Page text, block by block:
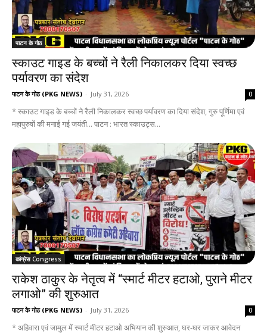
पाटन के गोठ
स्काउट गाइड के बच्चों ने रैली निकालकर दिया स्वच्छ
पर्यावरण का संदेश
पाटन के गोठ (PKG NEWS) - July 31, 2026 0
* स्काउट गाइड के बच्चों ने रैली निकालकर स्वच्छ पर्यावरण का दिया संदेश, गुरु पूर्णिमा एवं
महापुरुषों की मनाई गई जयंती... पाटन : भारत स्काउट्स...
कांग्रेस Congress
राकेश ठाकुर के नेतृत्व में “स्मार्ट मीटर हटाओ, पुराने मीटर
लगाओ” की शुरुआत
पाटन के गोठ (PKG NEWS) - July 31, 2026 0
* अहिवारा एवं जामुल में स्मार्ट मीटर हटाओ अभियान की शुरुआत, घर-घर जाकर आवेदन